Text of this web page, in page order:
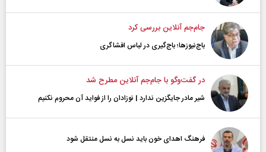
جام‌جم آنلاین بررسی کرد
باج‌نیوزها؛ باج‌گیری در لباس افشاگری
در گفت‌و‌گو با جام‌جم آنلاین مطرح شد
شیر مادر جایگزین ندارد | نوزادان را از فواید آن محروم نکنیم
فرهنگ اهدای خون باید نسل به نسل منتقل شود